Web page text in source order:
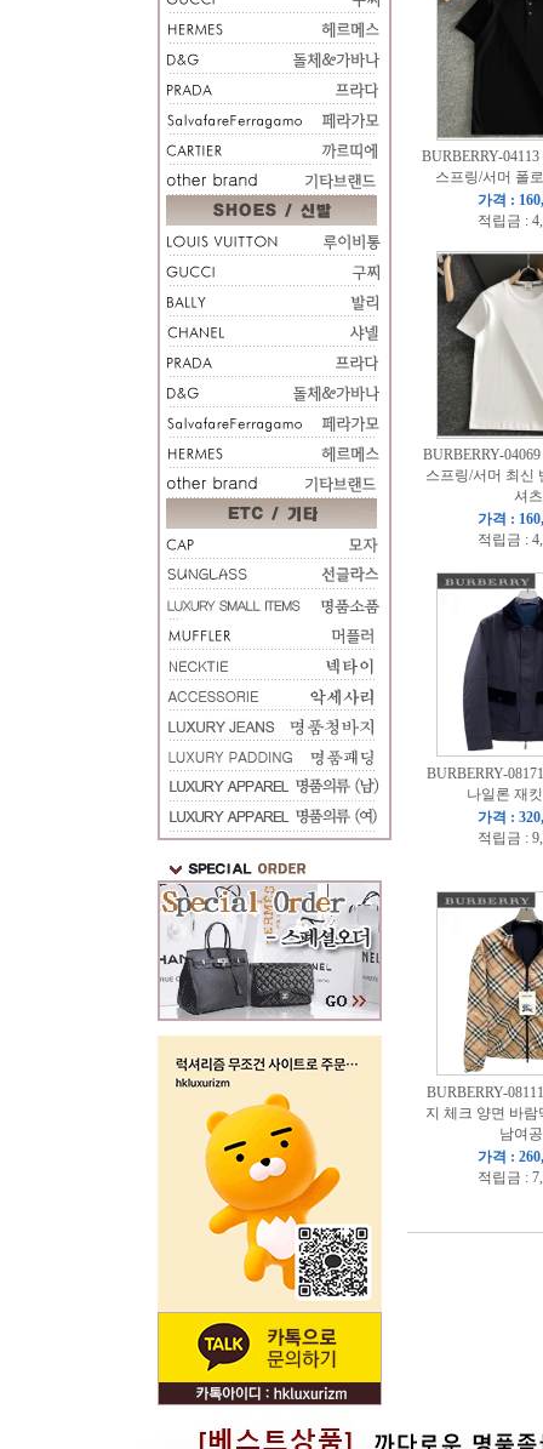
BURBERRY-
스프링/서머 폴
가격 :
적립금 :
BURBERRY-
스프링/서머 최신
셔츠
가격 :
적립금 :
BURBERRY-
나일론 재
가격 :
적립금 :
BURBERRY-
지 체크 양면 바
남여
가격 :
적립금 :